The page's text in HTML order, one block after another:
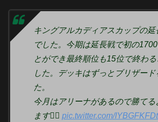
キングアルカディアスカップの
でした。今期は延長戦で初の
とができ最終順位も15位で終わ
した。デッキはずっとブリザード
た。
今月はアリーナがあるので勝てる
ます👍🏻pic.twitter.com/